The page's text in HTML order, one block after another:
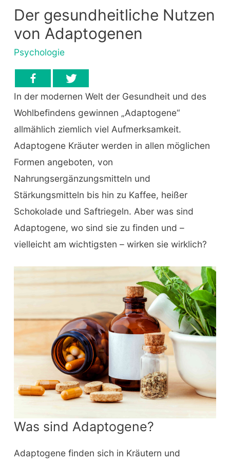
Der gesundheitliche Nutzen
von Adaptogenen
Psychologie
In der modernen Welt der Gesundheit und des
Wohlbefindens gewinnen „Adaptogene“
allmählich ziemlich viel Aufmerksamkeit.
Adaptogene Kräuter werden in allen möglichen
Formen angeboten, von
Nahrungsergänzungsmitteln und
Stärkungsmitteln bis hin zu Kaffee, heißer
Schokolade und Saftriegeln. Aber was sind
Adaptogene, wo sind sie zu finden und –
vielleicht am wichtigsten – wirken sie wirklich?
Was sind Adaptogene?
Adaptogene finden sich in Kräutern und